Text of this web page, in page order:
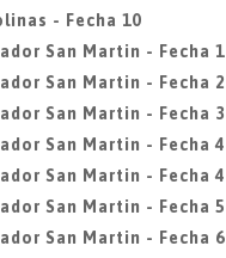
- Fecha 10
San Martin - Fecha 1
San Martin - Fecha 2
San Martin - Fecha 3
San Martin - Fecha 4
San Martin - Fecha 4
San Martin - Fecha 5
San Martin - Fecha 6